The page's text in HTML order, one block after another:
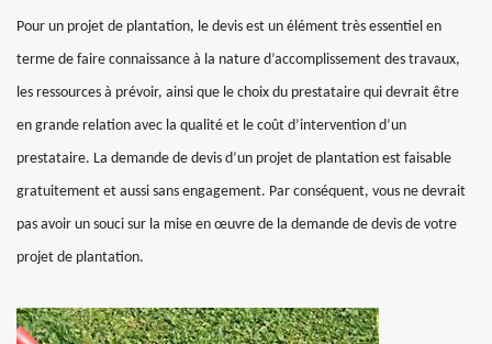
Pour un projet de plantation, le devis est un élément très essentiel en
terme de faire connaissance à la nature d’accomplissement des travaux,
les ressources à prévoir, ainsi que le choix du prestataire qui devrait être
en grande relation avec la qualité et le coût d’intervention d’un
prestataire. La demande de devis d’un projet de plantation est faisable
gratuitement et aussi sans engagement. Par conséquent, vous ne devrait
pas avoir un souci sur la mise en œuvre de la demande de devis de votre
projet de plantation.